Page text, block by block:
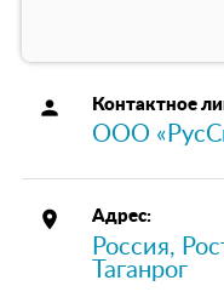
person Контактное
ООО
place Адрес:
Россия,
Таганрог